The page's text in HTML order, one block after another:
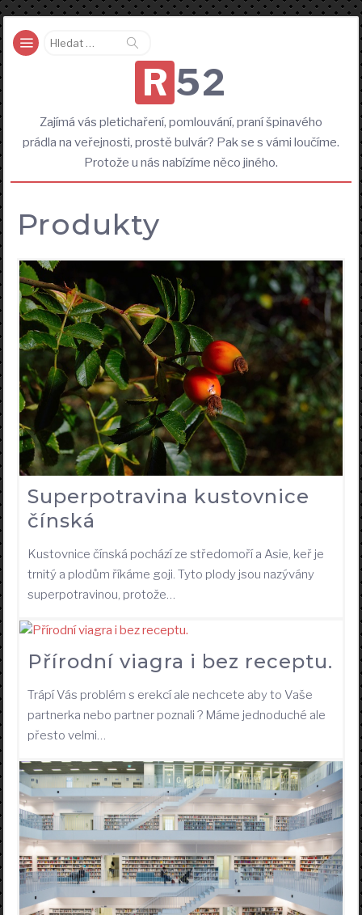
Vyhledávání
R52
Zajímá vás pletichaření, pomlouvání, praní špinavého
prádla na veřejnosti, prostě bulvár? Pak se s vámi loučíme.
Protože u nás nabízíme něco jiného.
Produkty
Superpotravina kustovnice
čínská
Kustovnice čínská pochází ze středomoří a Asie, keř je
trnitý a plodům říkáme goji. Tyto plody jsou nazývány
superpotravinou, protože…
Přírodní viagra i bez receptu.
Trápí Vás problém s erekcí ale nechcete aby to Vaše
partnerka nebo partner poznali ? Máme jednoduché ale
přesto velmi…